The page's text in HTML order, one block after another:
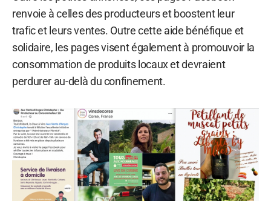
renvoie à celles des producteurs et boostent leur
trafic et leurs ventes. Outre cette aide bénéfique et
solidaire, les pages visent également à promouvoir la
consommation de produits locaux et devraient
perdurer au-delà du confinement.